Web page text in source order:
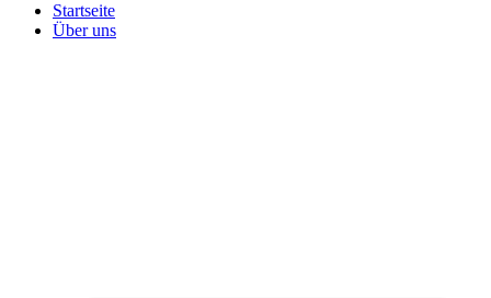
Startseite
Über uns